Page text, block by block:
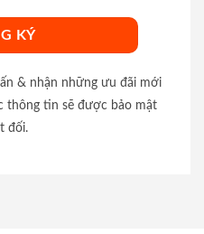
& nhận những ưu đãi mới
thông tin sẽ được bảo mật
đối.